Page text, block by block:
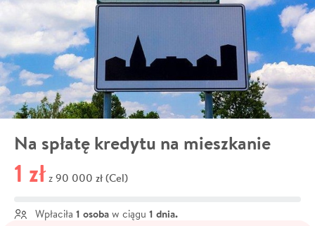
Na spłatę kredytu na mieszkanie
1 zł z 90 000 zł (Cel)
Wpłaciła 1 osoba w ciągu 1 dnia.